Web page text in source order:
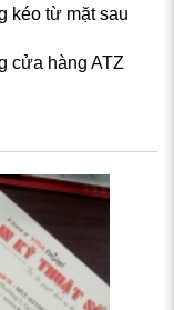
kéo từ mặt sau
cửa hàng ATZ